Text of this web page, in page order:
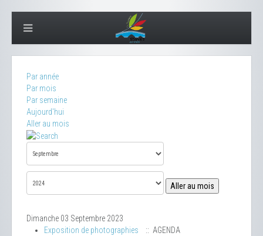
Par année
Par mois
Par semaine
Aujourd'hui
Aller au mois
Aller au mois
Dimanche 03 Septembre 2023
Exposition de photographies
:: AGENDA